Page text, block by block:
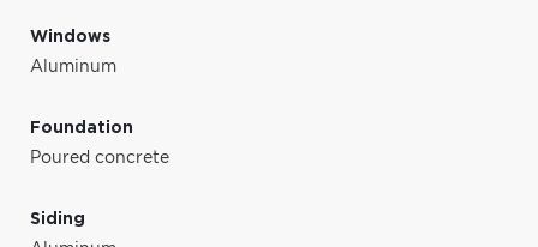
Windows
Aluminum
Foundation
Poured concrete
Siding